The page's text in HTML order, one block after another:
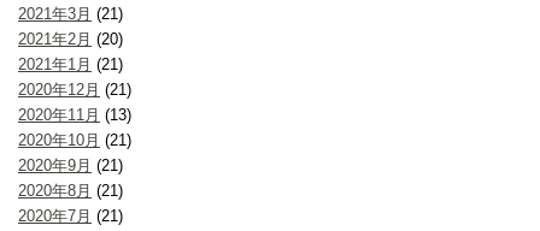
2021年3月 (21)
2021年2月 (20)
2021年1月 (21)
2020年12月 (21)
2020年11月 (13)
2020年10月 (21)
2020年9月 (21)
2020年8月 (21)
2020年7月 (21)